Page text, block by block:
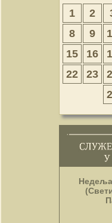
1 2
8
9
15
16
22
23